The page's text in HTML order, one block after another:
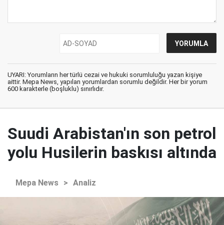
UYARI: Yorumların her türlü cezai ve hukuki sorumluluğu yazan kişiye
aittir. Mepa News, yapılan yorumlardan sorumlu değildir. Her bir yorum
600 karakterle (boşluklu) sınırlıdır.
Suudi Arabistan'ın son petrol
yolu Husilerin baskısı altında
Mepa News > Analiz